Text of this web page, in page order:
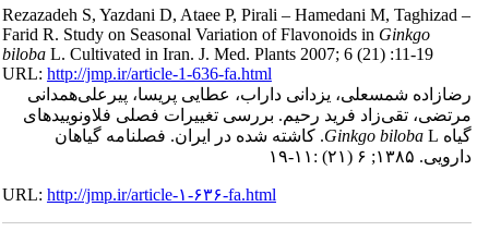
Rezazadeh S, Yazdani D, Ataee P, Pirali – Hamedani M, Taghizad
Farid R. Study on Seasonal Variation of Flavonoids inGinkgo
bilobaL. Cultivated in Iran. J. Med. Plants 2007; 6 (21) :11-19
URL:http://jmp.ir/article-1-636-fa.html
شمسعلی، یزدانی داراب، عطایی پریسا، پیرعلی‌همدانی
تقی‌زاد فرید رحیم. بررسی تغییرات فصلی فلاونوییدهای
Ginkgo bilobaL. کاشته شده در ایران. فصلنامه گياهان
۱۳۸۵; ۶ (۲۱) :۱۱-۱۹
URL:http://jmp.ir/article-۱-۶۳۶-fa.html